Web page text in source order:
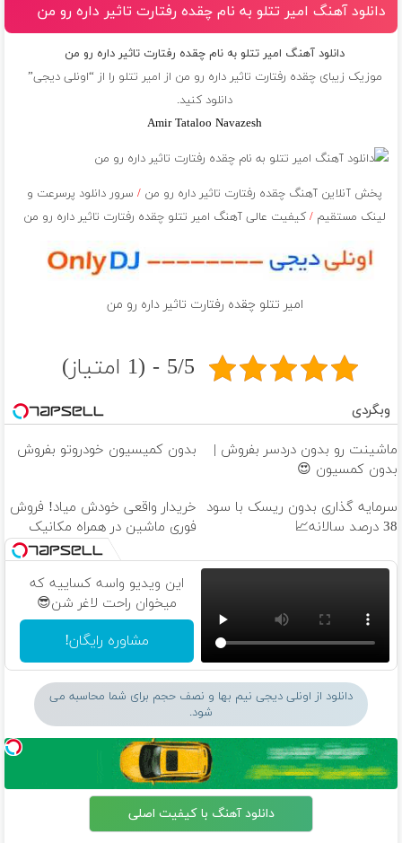
دانلود آهنگ امیر تتلو به نام چقده رفتارت تاثیر داره رو من
دانلود آهنگ امیر تتلو به نام چقده رفتارت تاثیر داره رو من
موزیک زیبای چقده رفتارت تاثیر داره رو من از امیر تتلو را از “اونلی دیجی”
دانلود کنید.
Amir Tataloo Navazesh
پخش آنلاین آهنگ چقده رفتارت تاثیر داره رو من /سرور دانلود پرسرعت و
لینک مستقیم /کیفیت عالی آهنگ امیر تتلو چقده رفتارت تاثیر داره رو من
امیر تتلو چقده رفتارت تاثیر داره رو من
5/5 - (1 امتیاز)
وبگردی
ماشینت رو بدون دردسر بفروش |
بدون کمسیون 😍
بدون کمیسیون خودروتو بفروش
سرمایه گذاری بدون ریسک با سود
38 درصد سالانه📈
خریدار واقعی خودش میاد! فروش
فوری ماشین در همراه مکانیک
این ویدیو واسه کساییه که
میخوان راحت لاغر شن😎
مشاوره رایگان!
دانلود از اونلی دیجی نیم بها و نصف حجم برای شما محاسبه می
شود.
دانلود آهنگ با کیفیت اصلی